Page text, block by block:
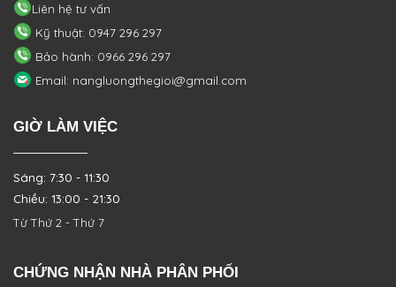
Liên hệ tư vấn
Kỹ thuật: 0947 296 297
Bảo hành: 0966 296 297
Email: nangluongthegioi@gmail.com
GIỜ LÀM VIỆC
Sáng: 7:30 - 11:30
Chiều: 13:00 - 21:30
Từ Thứ 2 - Thứ 7
CHỨNG NHẬN NHÀ PHÂN PHỐI